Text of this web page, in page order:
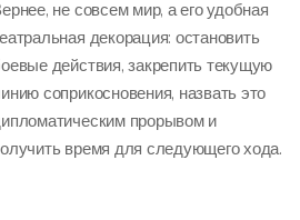
не совсем мир, а его удобная
декорация: остановить
действия, закрепить текущую
соприкосновения, назвать это
прорывом и
время для следующего хода.